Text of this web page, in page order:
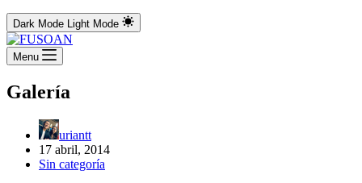
Dark Mode Light Mode
Menu
Galería
uriantt
17 abril, 2014
Sin categoría